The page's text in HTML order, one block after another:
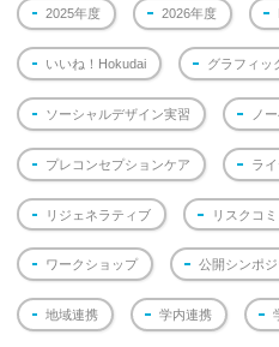
2025年度 2026年度
いいね！Hokudai グラフィッ
ソーシャルデザイン実習 ノ
プレコンセプションケア ラ
リジェネラティブ リスクコ
ワークショップ 公開シンポ
地域連携 学内連携